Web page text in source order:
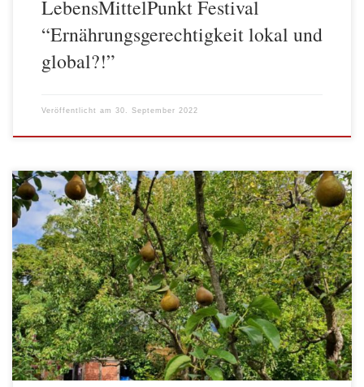
LebensMittelPunkt Festival
“Ernährungsgerechtigkeit lokal und
global?!”
Veröffentlicht am 30. September 2022
„Wer die besten Früchte ernten will, muss auf den Baum steigen.
Wem die verbeulten genügen, der schüttelt ihn oder wartet darauf,
dass sie herunterfallen.“ (Emil Ösch) Die Besucher*innen aus der
Gruppe des ‚Begegnungs-Cafés – ein Ort für alle‘ mögen alle
Früchte, egal ob sie noch auf dem Baum oder schon […]